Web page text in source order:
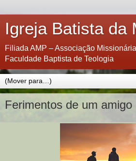
Igreja Batista da
Filiada AMP – Associação
Faculdade Baptista de Teologia
Ferimentos de um amigo